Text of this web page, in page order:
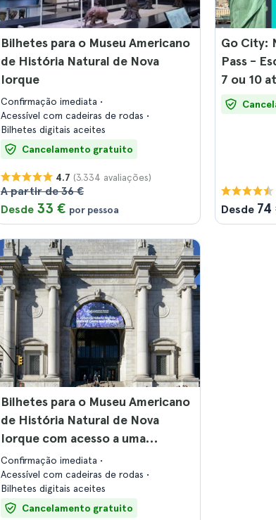
Bilhetes para o Museu Americano
de História Natural de Nova
Iorque
Confirmação imediata
Acessível com cadeiras de rodas
Bilhetes digitais aceites
Cancelamento gratuito
4.7 (3.334 avaliações)
A partir de 36 €
Desde 33 € por pessoa
Go City:
Pass -
7 ou 10
Desde 74
Bilhetes para o Museu Americano
de História Natural de Nova
Iorque com acesso a uma
exposição especial
Confirmação imediata
Acessível com cadeiras de rodas
Bilhetes digitais aceites
Cancelamento gratuito